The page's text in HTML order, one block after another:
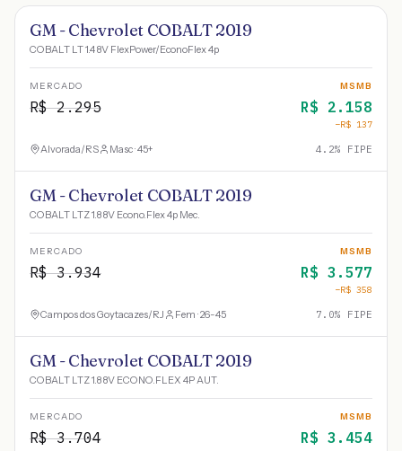
GM - Chevrolet COBALT 2019
COBALT LT 1.4 8V FlexPower/EconoFlex 4p
MERCADO
R$2.295
MSMB
R$ 2.158
−R$ 137
Alvorada/RS Masc · 45+ 4.2% FIPE
GM - Chevrolet COBALT 2019
COBALT LTZ 1.8 8V Econo.Flex 4p Mec.
MERCADO
R$3.934
MSMB
R$ 3.577
−R$ 358
Campos dos Goytacazes/RJ Fem · 26-45 7.0% FIPE
GM - Chevrolet COBALT 2019
COBALT LTZ 1.8 8V ECONO.FLEX 4P AUT.
MERCADO
R$3.704
MSMB
R$ 3.454